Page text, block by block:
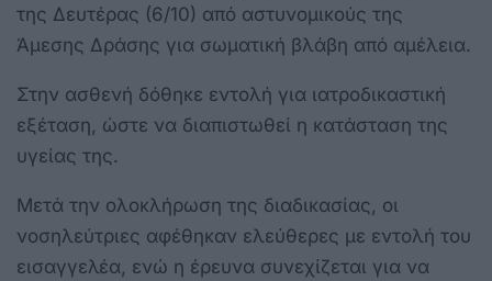
της Δευτέρας (6/10) από αστυνομικούς της
Άμεσης Δράσης για σωματική βλάβη από αμέλεια.
Στην ασθενή δόθηκε εντολή για ιατροδικαστική
εξέταση, ώστε να διαπιστωθεί η κατάσταση της
υγείας της.
Μετά την ολοκλήρωση της διαδικασίας, οι
νοσηλεύτριες αφέθηκαν ελεύθερες με εντολή του
εισαγγελέα, ενώ η έρευνα συνεχίζεται για να